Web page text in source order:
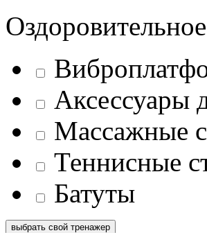
Аксессуары
Массажные
Теннисные
Батуты